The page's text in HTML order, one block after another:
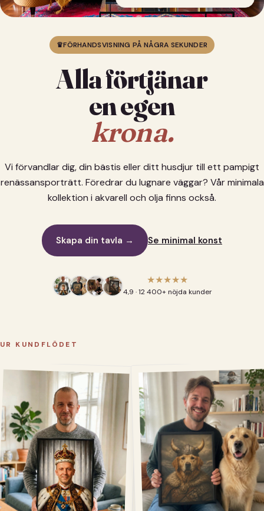
♛FÖRHANDSVISNING PÅ NÅGRA SEKUNDER
Alla förtjänar
en egen
krona.
Vi förvandlar dig, din bästis eller ditt husdjur till ett pampigt
renässansporträtt. Föredrar du lugnare väggar? Vår minimala
kollektion i akvarell och olja finns också.
Skapa din tavla → Se minimal konst
★★★★★
4,9 · 12 400+ nöjda kunder
UR KUNDFLÖDET